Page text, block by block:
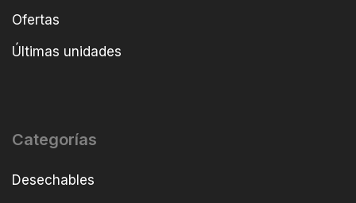
Ofertas
Últimas unidades
Categorías
Desechables